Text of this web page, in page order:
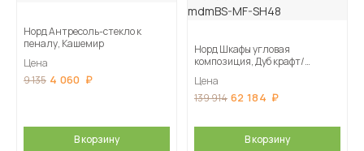
Норд Антресоль-стекло к
пеналу, Кашемир
Цена
9 135 4 060
В корзину
Норд Шкафы угловая
композиция, Дуб крафт/
Цена
139 914 62 184
В корзину